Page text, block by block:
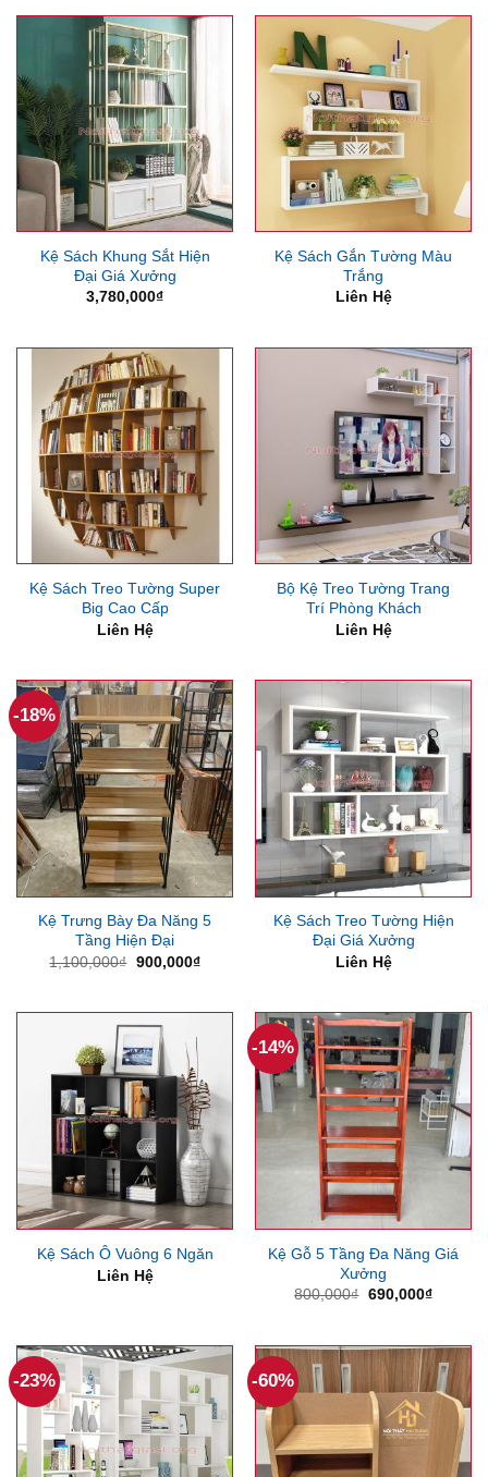
Kệ Sách Khung Sắt Hiện
Đại Giá Xưởng
3,780,000₫
Kệ Sách Gắn Tường Màu
Trắng
Liên Hệ
Kệ Sách Treo Tường Super
Big Cao Cấp
Liên Hệ
Bộ Kệ Treo Tường Trang
Trí Phòng Khách
Liên Hệ
-18%
Kệ Trưng Bày Đa Năng 5
Tầng Hiện Đại
1,100,000₫ Giá
900,000₫Giá
900,000₫.
Kệ Sách Treo Tường Hiện
Đại Giá Xưởng
Liên Hệ
Kệ Sách Ô Vuông 6 Ngăn
Liên Hệ
-14%
Kệ Gỗ 5 Tầng Đa Năng Giá
Xưởng
800,000₫ Giá
690,000₫Giá
-23% -60%